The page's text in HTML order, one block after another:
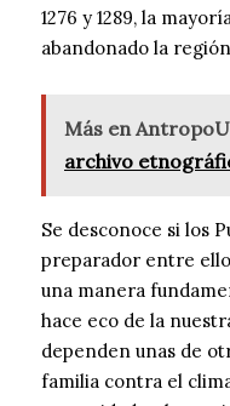
1276 y 1289, la
abandonado la
Más en
archivo
Se desconoce si los
preparador entre
una manera
hace eco de la
dependen unas de
familia contra el